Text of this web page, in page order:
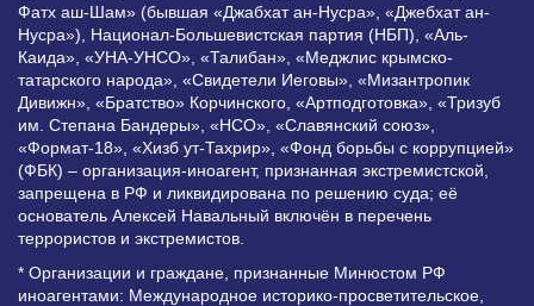
Фатх аш-Шам» (бывшая «Джабхат ан-Нусра», «Джебхат ан-
Нусра»), Национал-Большевистская партия (НБП), «Аль-
Каида», «УНА-УНСО», «Талибан», «Меджлис крымско-
татарского народа», «Свидетели Иеговы», «Мизантропик
Дивижн», «Братство» Корчинского, «Артподготовка», «Тризуб
им. Степана Бандеры», «НСО», «Славянский союз»,
«Формат-18», «Хизб ут-Тахрир», «Фонд борьбы с коррупцией»
(ФБК) – организация-иноагент, признанная экстремистской,
запрещена в РФ и ликвидирована по решению суда; её
основатель Алексей Навальный включён в перечень
террористов и экстремистов.
* Организации и граждане, признанные Минюстом РФ
иноагентами: Международное историко-просветительское,